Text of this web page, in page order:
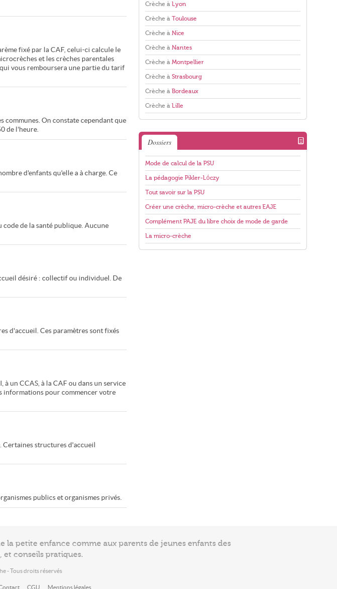
fixé par la CAF, celui-ci calcule le
et les crèches parentales
vous remboursera une partie du tarif
On constate cependant que
de l'heure.
d'enfants qu'elle a à charge. Ce
de la santé publique. Aucune
désiré : collectif ou individuel. De
d'accueil. Ces paramètres sont fixés
un CCAS, à la CAF ou dans un service
informations pour commencer votre
Certaines structures d'accueil
publics et organismes privés.
Crèche à Lyon
Crèche à Toulouse
Crèche à Nice
Crèche à Nantes
Crèche à Montpellier
Crèche à Strasbourg
Crèche à Bordeaux
Crèche à Lille
Dossiers
Mode de calcul de la PSU
La pédagogie Pikler-Lóczy
Tout savoir sur la PSU
Créer une crèche, micro-crèche et autres EAJE
Complément PAJE du libre choix de mode de garde
La micro-crèche
la petite enfance comme aux parents de jeunes enfants des
et conseils pratiques.
- Tous droits réservés
CGU Mentions légales